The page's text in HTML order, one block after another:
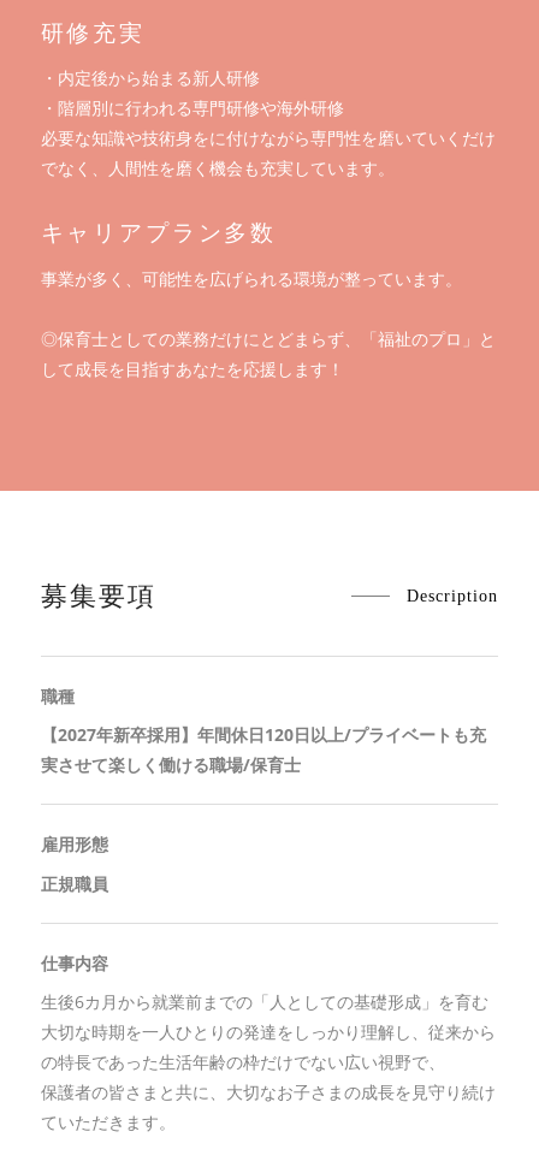
研修充実
・内定後から始まる新人研修
・階層別に行われる専門研修や海外研修
必要な知識や技術身をに付けながら専門性を磨いていくだけ
でなく、人間性を磨く機会も充実しています。
キャリアプラン多数
事業が多く、可能性を広げられる環境が整っています。
◎保育士としての業務だけにとどまらず、「福祉のプロ」と
して成長を目指すあなたを応援します！
募集要項 Description
職種
【2027年新卒採用】年間休日120日以上/プライベートも充
実させて楽しく働ける職場/保育士
雇用形態
正規職員
仕事内容
生後6カ月から就業前までの「人としての基礎形成」を育む
大切な時期を一人ひとりの発達をしっかり理解し、従来から
の特長であった生活年齢の枠だけでない広い視野で、
保護者の皆さまと共に、大切なお子さまの成長を見守り続け
ていただきます。